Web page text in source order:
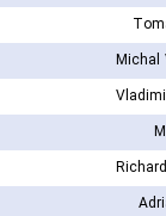
Michal